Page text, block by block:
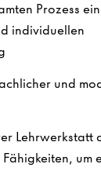
Prozess
individuellen
und
Lehrwerkstatt
um